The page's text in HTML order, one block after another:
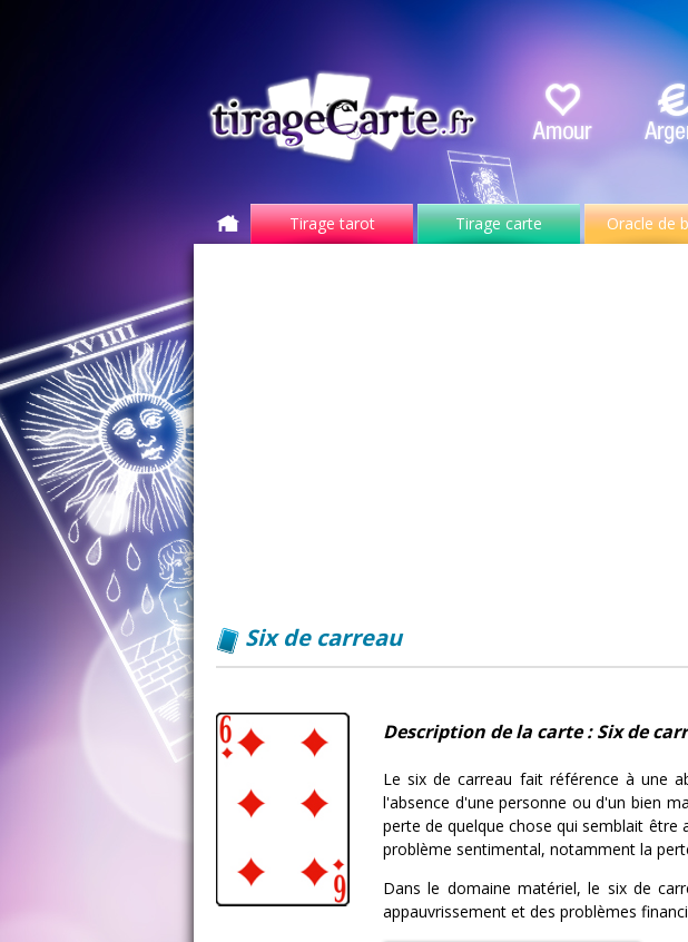
Tirage tarot Tirage carte Oracle de
Six de carreau
Description de la carte : Six de
Le six de carreau fait référence à une
l'absence d'une personne ou d'un bien
perte de quelque chose qui semblait être
problème sentimental, notamment la
Dans le domaine matériel, le six de
appauvrissement et des problèmes